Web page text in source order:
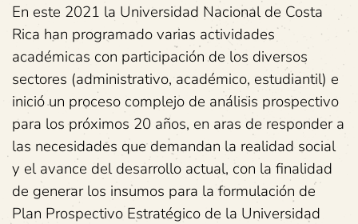
En este 2021 la Universidad Nacional de Costa
Rica han programado varias actividades
académicas con participación de los diversos
sectores (administrativo, académico, estudiantil) e
inició un proceso complejo de análisis prospectivo
para los próximos 20 años, en aras de responder a
las necesidades que demandan la realidad social
y el avance del desarrollo actual, con la finalidad
de generar los insumos para la formulación de
Plan Prospectivo Estratégico de la Universidad